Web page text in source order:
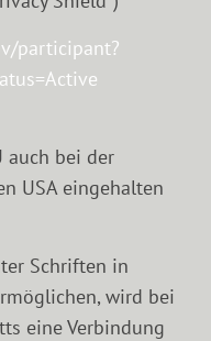
participant?
auch bei der
USA eingehalten
Schriften in
wird bei
eine Verbindung